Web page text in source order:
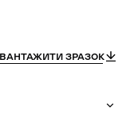
ЗРАЗОК